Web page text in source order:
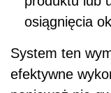
osiągnięcia
System ten
efektywne